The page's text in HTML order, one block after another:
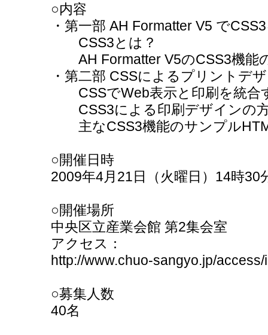
○内容
・第一部 AH Formatter V5 で
CSS3とは？
AH Formatter V5のCSS3機能
・第二部 CSSによるプリントデ
CSSでWeb表示と印刷を統合
CSS3による印刷デザインの
主なCSS3機能のサンプル
○開催日時
2009年4月21日（火曜日）14時30
○開催場所
中央区立産業会館 第2集会室
アクセス：
http://www.chuo-sangyo.jp/
○募集人数
40名